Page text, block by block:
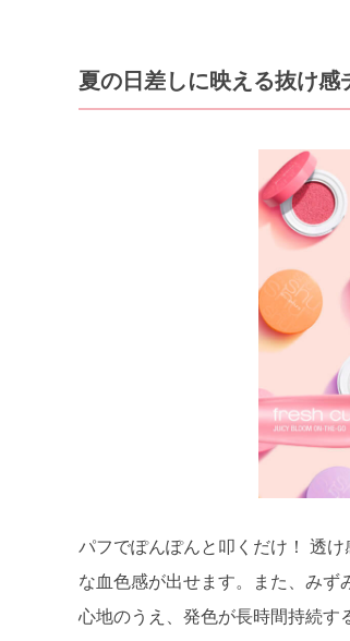
夏の日差しに映える抜け感
パフでぽんぽんと叩くだけ！ 透
な血色感が出せます。また、み
心地のうえ、発色が長時間持続す